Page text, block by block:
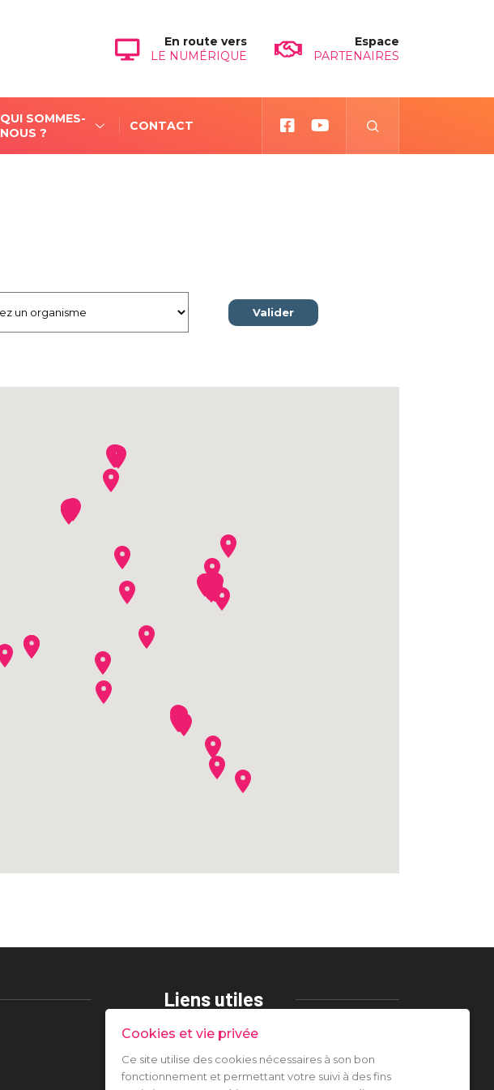
En route vers
LE NUMÉRIQUE
Espace
PARTENAIRES
QUI SOMMES-
NOUS ?
CONTACT
Valider
Liens utiles
Mentions légales
Protection des données
Gestion des cookies
Cookies et vie privée
Ce site utilise des cookies nécessaires à son bon
fonctionnement et permettant votre suivi à des fins